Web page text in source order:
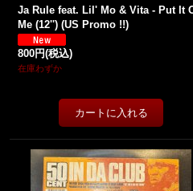
Ja Rule feat. Lil' Mo & Vita - Put It
Me (12'') (US Promo !!)
800円(税込)
在庫わずか